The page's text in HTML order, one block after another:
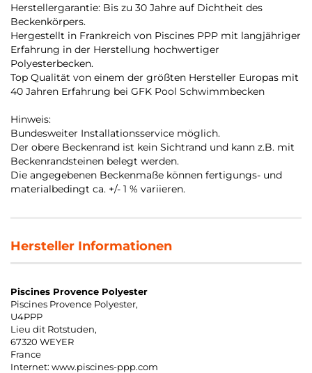
Herstellergarantie: Bis zu 30 Jahre auf Dichtheit des
Beckenkörpers.
Hergestellt in Frankreich von Piscines PPP mit langjähriger
Erfahrung in der Herstellung hochwertiger
Polyesterbecken.
Top Qualität von einem der größten Hersteller Europas mit
40 Jahren Erfahrung bei GFK Pool Schwimmbecken
Hinweis:
Bundesweiter Installationsservice möglich.
Der obere Beckenrand ist kein Sichtrand und kann z.B. mit
Beckenrandsteinen belegt werden.
Die angegebenen Beckenmaße können fertigungs- und
materialbedingt ca. +/- 1 % variieren.
Hersteller Informationen
Piscines Provence Polyester
Piscines Provence Polyester,
U4PPP
Lieu dit Rotstuden,
67320 WEYER
France
Internet: www.piscines-ppp.com